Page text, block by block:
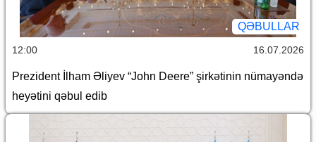
QƏBULLAR
12:00 16.07.2026
Prezident İlham Əliyev “John Deere” şirkətinin nümayəndə
heyətini qəbul edib